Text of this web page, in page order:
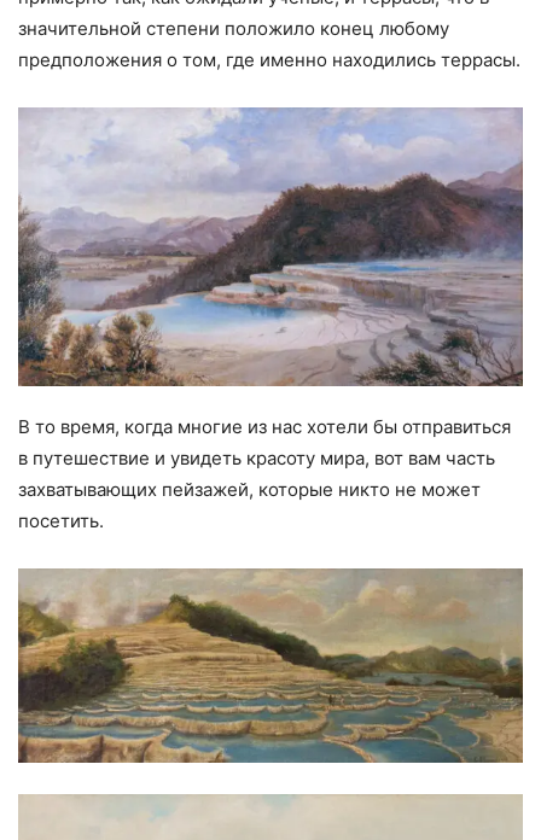
значительной степени положило конец любому
предположения о том, где именно находились террасы.
В то время, когда многие из нас хотели бы отправиться
в путешествие и увидеть красоту мира, вот вам часть
захватывающих пейзажей, которые никто не может
посетить.